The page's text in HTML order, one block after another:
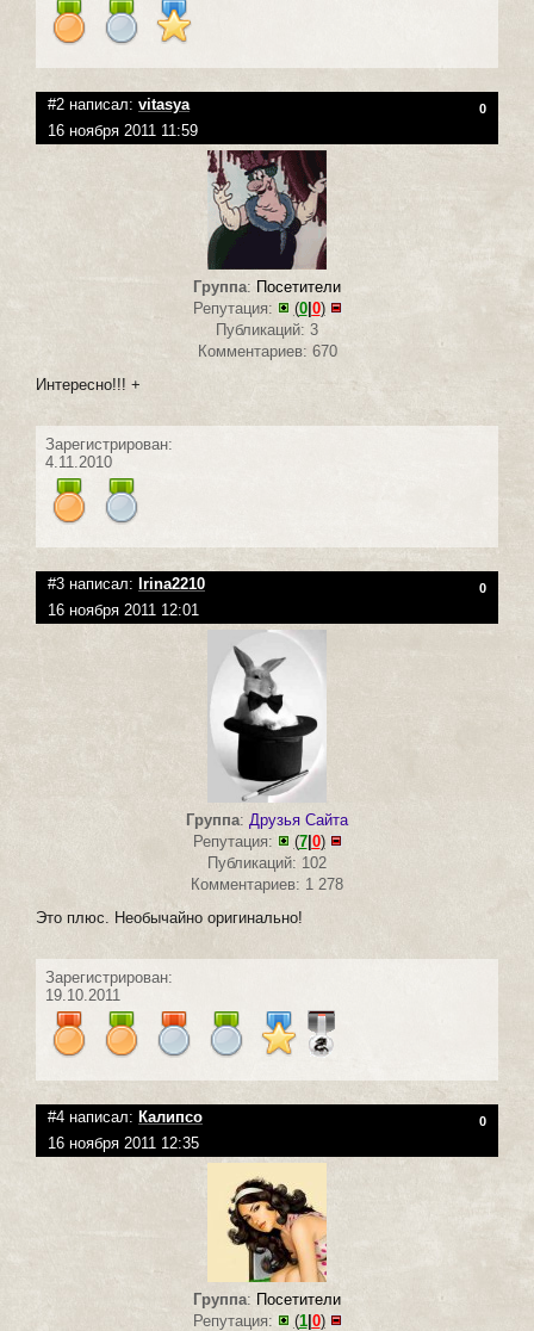
#2 написал: vitasya 0
16 ноября 2011 11:59
Группа: Посетители
Репутация:
(0| 0)
Публикаций: 3
Комментариев: 670
Интересно!!! +
Зарегистрирован:
4.11.2010
#3 написал: Irina2210 0
16 ноября 2011 12:01
Группа: Друзья Сайта
Репутация:
(7| 0)
Публикаций: 102
Комментариев: 1 278
Это плюс. Необычайно оригинально!
Зарегистрирован:
19.10.2011
#4 написал: Калипсо 0
16 ноября 2011 12:35
Группа: Посетители
Репутация:
(1| 0)